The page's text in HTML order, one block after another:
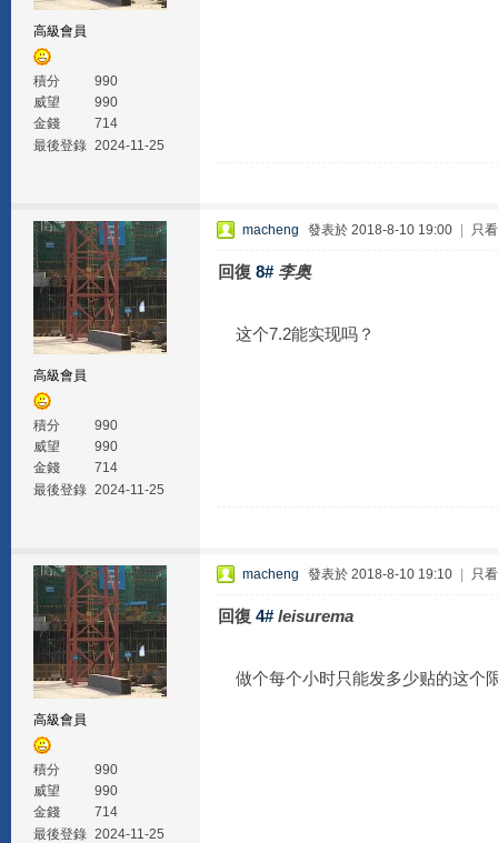
高級會員
積分
990
威望
990
金錢
714
最後登錄 2024-11-25
高級會員
積分
990
威望
990
金錢
714
最後登錄 2024-11-25
macheng 發表於 2018-8-10 19:00 只
回復 8# 李奥
这个7.2能实现吗？
高級會員
積分
990
威望
990
金錢
714
最後登錄 2024-11-25
macheng 發表於 2018-8-10 19:10 只
回復 4# leisurema
做个每个小时只能发多少贴的这个